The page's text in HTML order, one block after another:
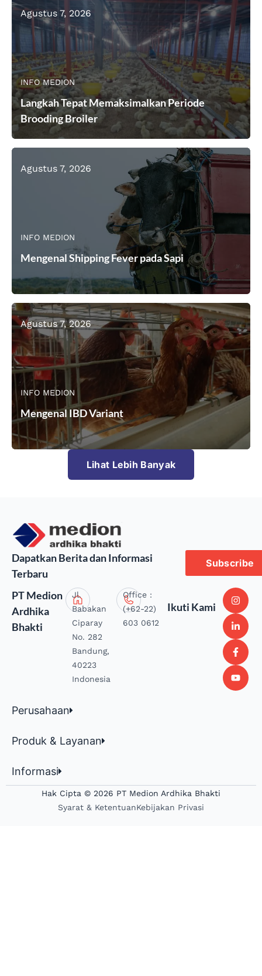
Lihat Lebih Banyak
INFO MEDION
Agustus 7, 2026
Langkah Tepat Memaksimalkan Periode
Brooding Broiler
INFO MEDION
Agustus 7, 2026
Mengenal Shipping Fever pada Sapi
INFO MEDION
Agustus 7, 2026
Mengenal IBD Variant
Dapatkan Berita dan Informasi
Terbaru
Subscribe
PT Medion
Ardhika
Bhakti
Jl.
Babakan
Ciparay
No. 282
Bandung,
40223
Indonesia
Office :
(+62-22)
603 0612
Ikuti Kami
Perusahaan
Produk & Layanan
Informasi
Hak Cipta © 2026 PT Medion Ardhika Bhakti
Syarat & KetentuanKebijakan Privasi